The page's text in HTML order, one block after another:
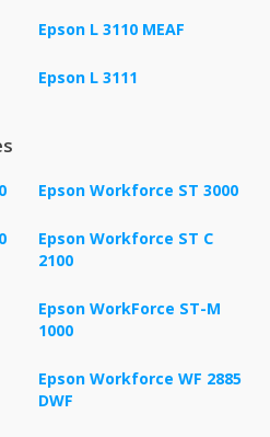
Epson L 3110 MEAF
Epson L 3111
Epson Workforce ST 3000
Epson Workforce ST C
2100
Epson WorkForce ST-M
1000
Epson Workforce WF 2885
DWF